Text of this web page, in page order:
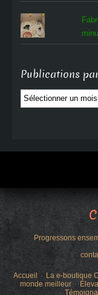
Publications
Publications
par
Progressons
Accueil La e-boutique
monde meilleur